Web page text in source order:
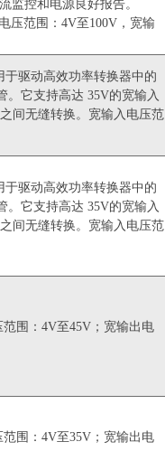
监控和电源良好报告。
压范围：4V至100V，宽输
驱动高效功率转换器中的
。它支持高达 35V的宽输入
间无缝转换。宽输入电压范
驱动高效功率转换器中的
。它支持高达 35V的宽输入
间无缝转换。宽输入电压范
围：4V至45V；宽输出电
围：4V至35V；宽输出电